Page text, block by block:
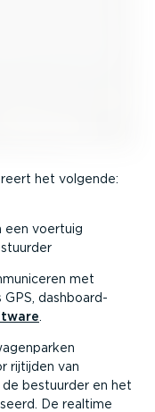
het volgende:
een voertuig
met
GPS, dashboard­
rijtijden van
bestuurder en het
De realtime